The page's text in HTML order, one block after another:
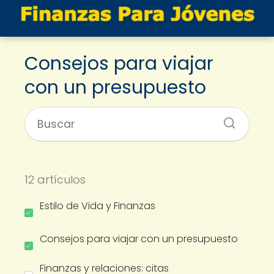
Consejos para viajar
con un presupuesto
12 artículos
Estilo de Vida y Finanzas
Consejos para viajar con un presupuesto
Finanzas y relaciones: citas